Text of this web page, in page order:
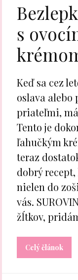
s
Keď sa cez
oslava alebo
priateľmi,
Tento je
ľahučkým
teraz
dobrý
nielen do
vás.
žĺtkov,
Celý článok